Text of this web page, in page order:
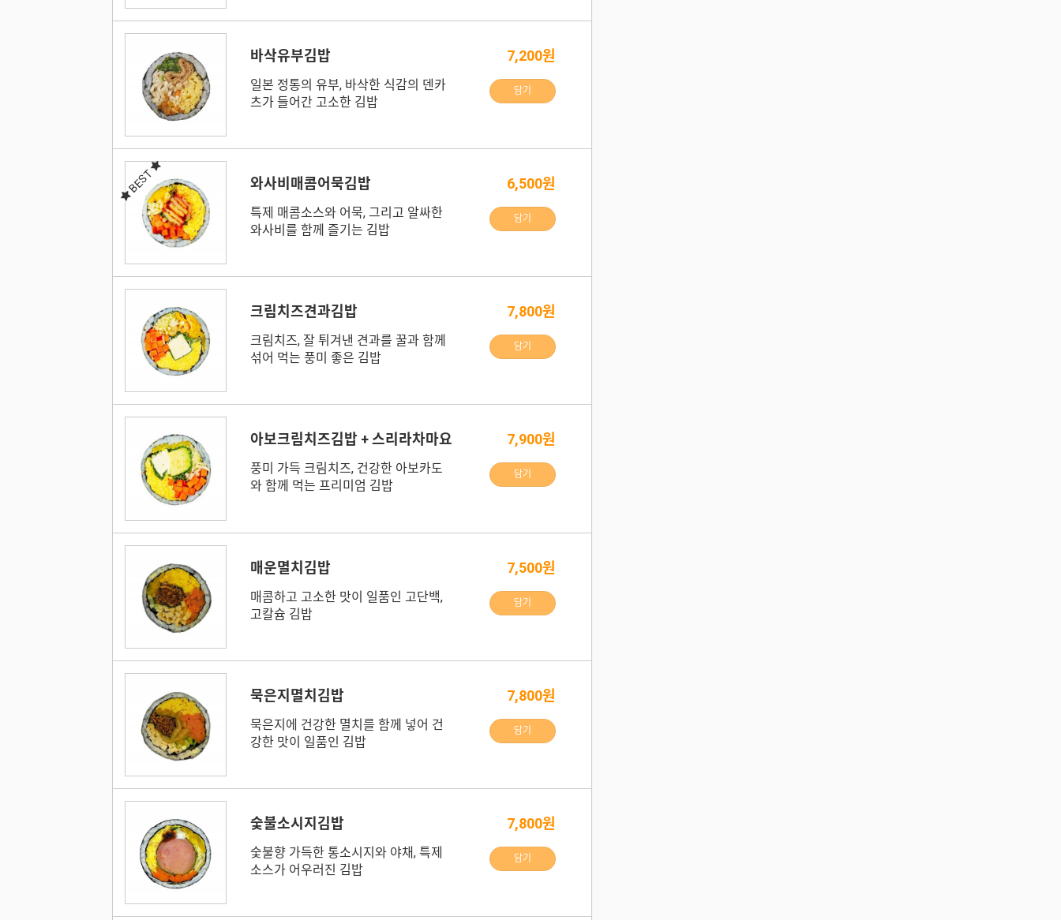
바삭유부김밥
일본 정통의 유부, 바삭한 식감의 덴카
츠가 들어간 고소한 김밥
7,200원
담기
BEST 와사비매콤어묵김밥
특제 매콤소스와 어묵, 그리고 알싸한
와사비를 함께 즐기는 김밥
6,500원
담기
크림치즈견과김밥
크림치즈, 잘 튀겨낸 견과를 꿀과 함께
섞어 먹는 풍미 좋은 김밥
7,800원
담기
아보크림치즈김밥 + 스리라차마요
풍미 가득 크림치즈, 건강한 아보카도
와 함께 먹는 프리미엄 김밥
7,900원
담기
매운멸치김밥
매콤하고 고소한 맛이 일품인 고단백,
고칼슘 김밥
7,500원
담기
묵은지멸치김밥
묵은지에 건강한 멸치를 함께 넣어 건
강한 맛이 일품인 김밥
7,800원
담기
숯불소시지김밥
숯불향 가득한 통소시지와 야채, 특제
소스가 어우러진 김밥
7,800원
담기